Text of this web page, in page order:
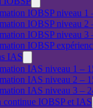
IOBSP niveau 1
IOBSP niveau 2
IOBSP niveau 3
IOBSP
IAS
IAS niveau 1 –
IAS niveau 2 –
IAS niveau 3 –
continue IOBSP et IAS